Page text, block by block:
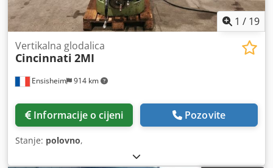
1 / 19
Ensisheim 914 km
Vertikalna glodalica
Cincinnati 2MI
Informacije o cijeni Pozovite
Stanje: polovno,